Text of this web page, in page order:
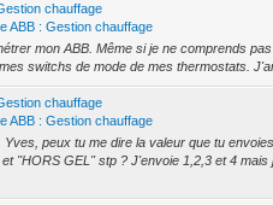
chauffage
ABB : Gestion chauffage
mon ABB. Même si je ne comprends
switchs de mode de mes thermostats.
chauffage
ABB : Gestion chauffage
peux tu me dire la valeur que tu
"HORS GEL" stp ? J'envoie 1,2,3 et 4 mais